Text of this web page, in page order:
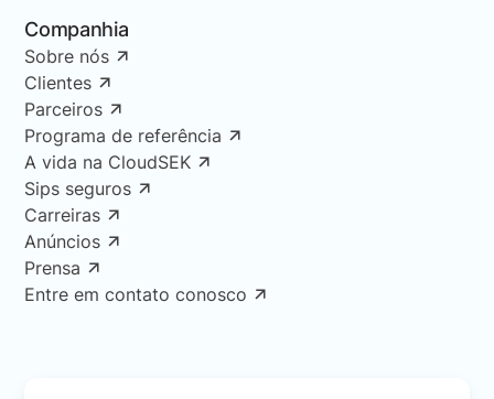
Companhia
Sobre nós
Clientes
Parceiros
Programa de referência
A vida na CloudSEK
Sips seguros
Carreiras
Anúncios
Prensa
Entre em contato conosco